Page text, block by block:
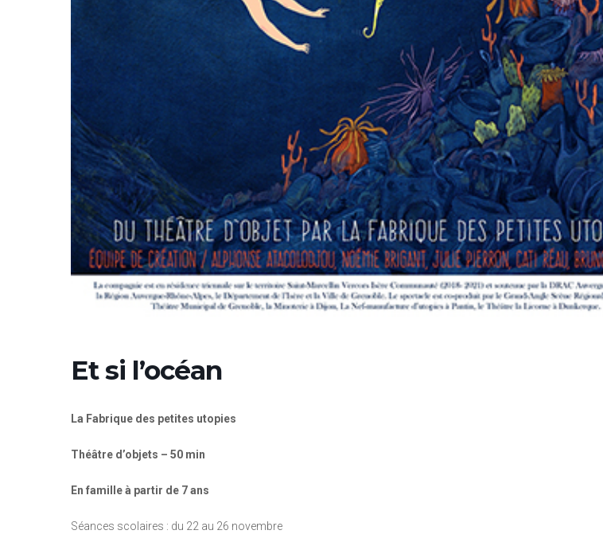
Et si l’océan
La Fabrique des petites utopies
Théâtre d’objets – 50 min
En famille à partir de 7 ans
Séances scolaires : du 22 au 26 novembre